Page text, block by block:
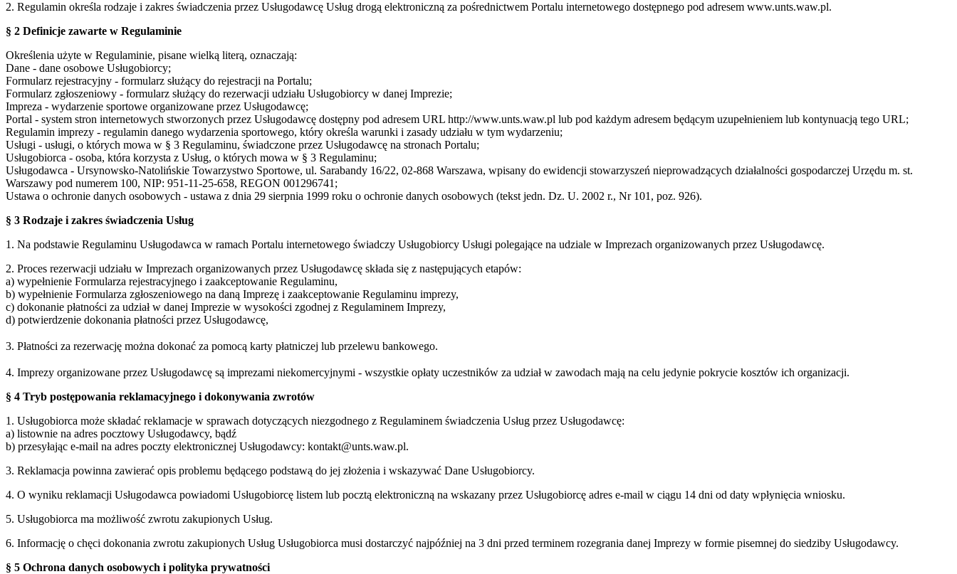
2. Regulamin określa rodzaje i zakres świadczenia przez Usługodawcę Usług drogą elektroniczną za pośrednictwem Portalu internetowego dostępnego pod adresem www.unts.waw.pl.
§ 2 Definicje zawarte w Regulaminie
Określenia użyte w Regulaminie, pisane wielką literą, oznaczają:
Dane - dane osobowe Usługobiorcy;
Formularz rejestracyjny - formularz służący do rejestracji na Portalu;
Formularz zgłoszeniowy - formularz służący do rezerwacji udziału Usługobiorcy w danej Imprezie;
Impreza - wydarzenie sportowe organizowane przez Usługodawcę;
Portal - system stron internetowych stworzonych przez Usługodawcę dostępny pod adresem URL http://www.unts.waw.pl lub pod każdym adresem będącym uzupełnieniem lub kontynuacją tego URL;
Regulamin imprezy - regulamin danego wydarzenia sportowego, który określa warunki i zasady udziału w tym wydarzeniu;
Usługi - usługi, o których mowa w § 3 Regulaminu, świadczone przez Usługodawcę na stronach Portalu;
Usługobiorca - osoba, która korzysta z Usług, o których mowa w § 3 Regulaminu;
Usługodawca - Ursynowsko-Natolińskie Towarzystwo Sportowe, ul. Sarabandy 16/22, 02-868 Warszawa, wpisany do ewidencji stowarzyszeń nieprowadzących działalności gospodarczej Urzędu m. st.
Warszawy pod numerem 100, NIP: 951-11-25-658, REGON 001296741;
Ustawa o ochronie danych osobowych - ustawa z dnia 29 sierpnia 1999 roku o ochronie danych osobowych (tekst jedn. Dz. U. 2002 r., Nr 101, poz. 926).
§ 3 Rodzaje i zakres świadczenia Usług
1. Na podstawie Regulaminu Usługodawca w ramach Portalu internetowego świadczy Usługobiorcy Usługi polegające na udziale w Imprezach organizowanych przez Usługodawcę.
2. Proces rezerwacji udziału w Imprezach organizowanych przez Usługodawcę składa się z następujących etapów:
a) wypełnienie Formularza rejestracyjnego i zaakceptowanie Regulaminu,
b) wypełnienie Formularza zgłoszeniowego na daną Imprezę i zaakceptowanie Regulaminu imprezy,
c) dokonanie płatności za udział w danej Imprezie w wysokości zgodnej z Regulaminem Imprezy,
d) potwierdzenie dokonania płatności przez Usługodawcę,
3. Płatności za rezerwację można dokonać za pomocą karty płatniczej lub przelewu bankowego.
4. Imprezy organizowane przez Usługodawcę są imprezami niekomercyjnymi - wszystkie opłaty uczestników za udział w zawodach mają na celu jedynie pokrycie kosztów ich organizacji.
§ 4 Tryb postępowania reklamacyjnego i dokonywania zwrotów
1. Usługobiorca może składać reklamacje w sprawach dotyczących niezgodnego z Regulaminem świadczenia Usług przez Usługodawcę:
a) listownie na adres pocztowy Usługodawcy, bądź
b) przesyłając e-mail na adres poczty elektronicznej Usługodawcy: kontakt@unts.waw.pl.
3. Reklamacja powinna zawierać opis problemu będącego podstawą do jej złożenia i wskazywać Dane Usługobiorcy.
4. O wyniku reklamacji Usługodawca powiadomi Usługobiorcę listem lub pocztą elektroniczną na wskazany przez Usługobiorcę adres e-mail w ciągu 14 dni od daty wpłynięcia wniosku.
5. Usługobiorca ma możliwość zwrotu zakupionych Usług.
6. Informację o chęci dokonania zwrotu zakupionych Usług Usługobiorca musi dostarczyć najpóźniej na 3 dni przed terminem rozegrania danej Imprezy w formie pisemnej do siedziby Usługodawcy.
§ 5 Ochrona danych osobowych i polityka prywatności